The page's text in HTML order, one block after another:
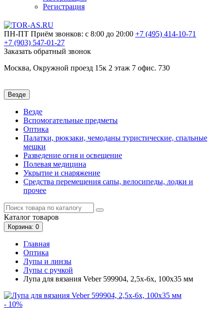
Регистрация
ПН-ПТ Приём звонков: с 8:00 до 20:00 +7 (495) 414-10-71
+7 (903) 547-01-27
Заказать обратный звонок
Москва, Окружной проезд 15к 2 этаж 7 офис. 730
Везде
Везде
Вспомогательные предметы
Оптика
Палатки, рюкзаки, чемоданы туристические, спальные
мешки
Разведение огня и освещение
Полевая медицина
Укрытие и снаряжение
Средства перемещения сапы, велосипеды, лодки и
прочее
Каталог товаров
Корзина: 0
Главная
Оптика
Лупы и линзы
Лупы с ручкой
Лупа для вязания Veber 599904, 2,5x-6x, 100x35 мм
- 10%